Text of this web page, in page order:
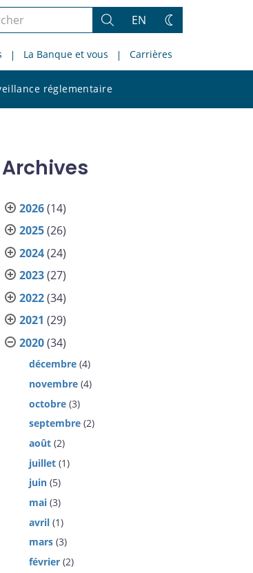
Rechercher
EN
Changez
thème
La Banque et vous Carrières
réglementaire
le
Archives
2026(14)
2025(26)
2024(24)
2023(27)
2022(34)
2021 (29)
2020(34)
décembre (4)
novembre (4)
octobre (3)
septembre (2)
août (2)
juillet (1)
juin (5)
mai (3)
avril (1)
mars (3)
février (2)